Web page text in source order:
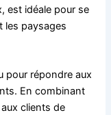
est idéale pour se
les paysages
pour répondre aux
En combinant
clients de